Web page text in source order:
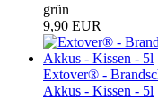
grün
9,90 EUR
Extover® -
Akkus - Kissen - 5l